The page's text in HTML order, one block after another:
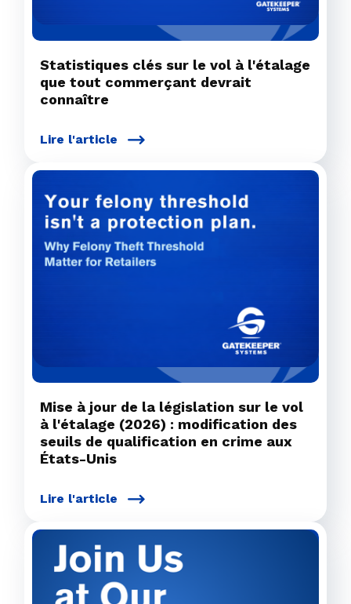
Statistiques clés sur le vol à l'étalage
que tout commerçant devrait
connaître
Lire l'article
Mise à jour de la législation sur le vol
à l'étalage (2026) : modification des
seuils de qualification en crime aux
États-Unis
Lire l'article